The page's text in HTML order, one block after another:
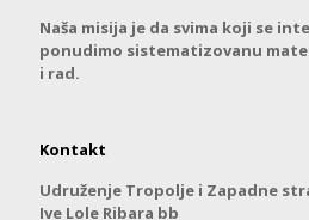
Naša misija je da svima koji se
ponudimo sistematizovanu
i rad.
Kontakt
Udruženje Tropolje i Zapadne
Ive Lole Ribara bb